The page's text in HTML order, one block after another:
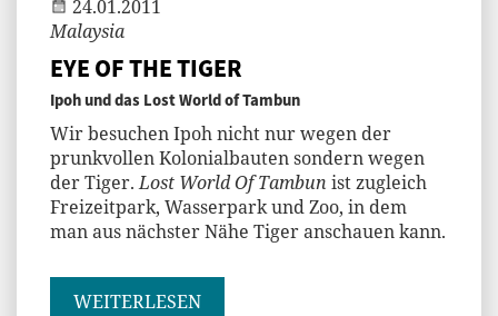
24.01.2011
Malaysia
EYE OF THE TIGER
Ipoh und das Lost World of Tambun
Wir besuchen Ipoh nicht nur wegen der
prunkvollen Kolonialbauten sondern wegen
der Tiger.Lost World Of Tambun ist zugleich
Freizeitpark, Wasserpark und Zoo, in dem
man aus nächster Nähe Tiger anschauen kann.
WEITERLESEN